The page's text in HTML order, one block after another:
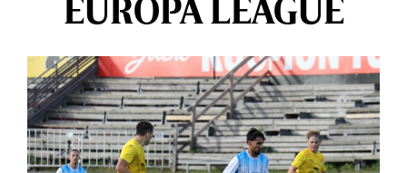
EUROPA LEAGUE